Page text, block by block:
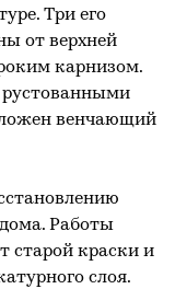
Три его
от верхней
карнизом.
рустованными
венчающий
Работы
старой краски и
слоя.